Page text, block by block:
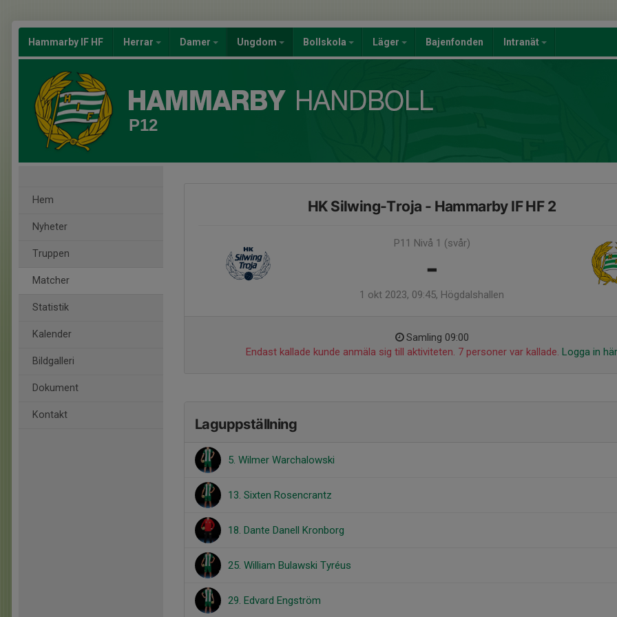
Hammarby IF HF Herrar Damer Ungdom Bollskola Läger Bajenfonden Intranät
P12
Hem
Nyheter
Truppen
Matcher
Statistik
Kalender
Bildgalleri
Dokument
Kontakt
HK Silwing-Troja - Hammarby IF HF 2
P11 Nivå 1 (svår)
-
1 okt 2023, 09:45, Högdalshallen
Samling 09:00
Endast kallade kunde anmäla sig till aktiviteten. 7 personer var kallade. Logga in här
Laguppställning
5. Wilmer Warchalowski
13. Sixten Rosencrantz
18. Dante Danell Kronborg
25. William Bulawski Tyréus
29. Edvard Engström